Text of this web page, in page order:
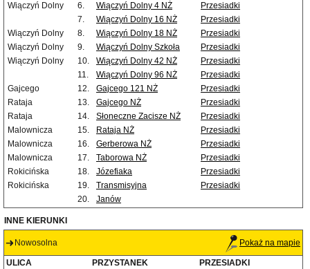
Wiączyń Dolny
6. Wiączyń Dolny 4 NŻ
Przesiadki
7.
Wiączyń Dolny 16 NŻ
Przesiadki
Wiączyń Dolny
8. Wiączyń Dolny 18 NŻ
Przesiadki
Wiączyń Dolny
9. Wiączyń Dolny Szkoła
Przesiadki
Wiączyń Dolny
10. Wiączyń Dolny 42 NŻ
Przesiadki
11.
Wiączyń Dolny 96 NŻ
Przesiadki
Gajcego
12. Gajcego 121 NŻ
Przesiadki
Rataja
13. Gajcego NŻ
Przesiadki
Rataja
14. Słoneczne Zacisze NŻ
Przesiadki
Malownicza
15. Rataja NŻ
Przesiadki
Malownicza
16. Gerberowa NŻ
Przesiadki
Malownicza
17. Taborowa NŻ
Przesiadki
Rokicińska
18. Józefiaka
Przesiadki
Rokicińska
19. Transmisyjna
Przesiadki
20.
Janów
INNE KIERUNKI
Nowosolna Pokaż na mapie
ULICA PRZYSTANEK
PRZESIADKI